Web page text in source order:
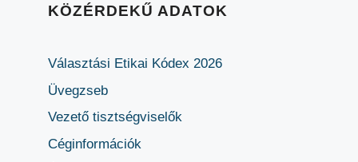
KÖZÉRDEKŰ ADATOK
Választási Etikai Kódex 2026
Üvegzseb
Vezető tisztségviselők
Céginformációk